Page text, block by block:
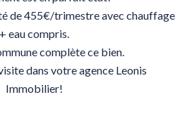
de 455€/trimestre avec chauffage
+ eau compris.
complète ce bien.
dans votre agence Leonis
Immobilier!